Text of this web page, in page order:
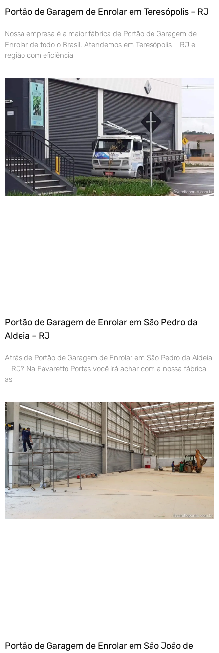
Portão de Garagem de Enrolar em Teresópolis – RJ
Nossa empresa é a maior fábrica de Portão de Garagem de
Enrolar de todo o Brasil. Atendemos em Teresópolis – RJ e
região com eficiência
Portão de Garagem de Enrolar em São Pedro da
Aldeia – RJ
Atrás de Portão de Garagem de Enrolar em São Pedro da Aldeia
– RJ? Na Favaretto Portas você irá achar com a nossa fábrica
as
Portão de Garagem de Enrolar em São João de